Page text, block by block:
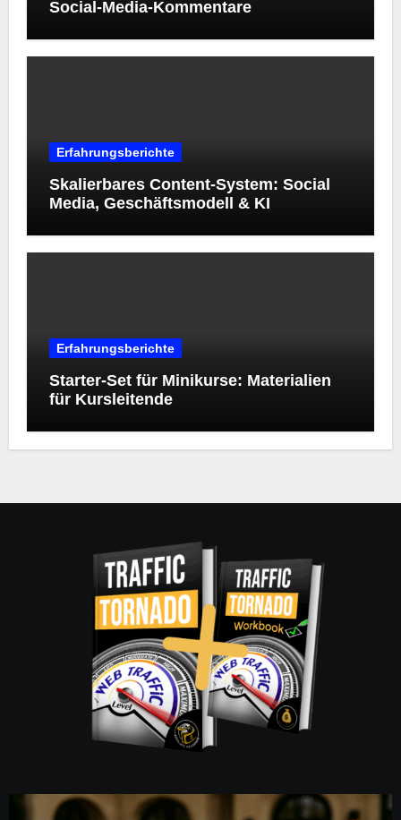
Social-Media-Kommentare
Erfahrungsberichte
Skalierbares Content-System: Social
Media, Geschäftsmodell & KI
Erfahrungsberichte
Starter‑Set für Minikurse: Materialien
für Kursleitende